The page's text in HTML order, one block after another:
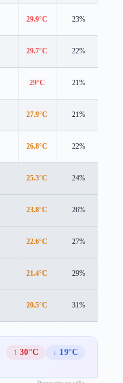
29.9°C 23%
29.7°C 22%
29°C 21%
27.9°C 21%
26.8°C 22%
25.3°C 24%
23.8°C 26%
22.6°C 27%
21.4°C 29%
20.5°C 31%
↑ 30°C
↓ 19°C